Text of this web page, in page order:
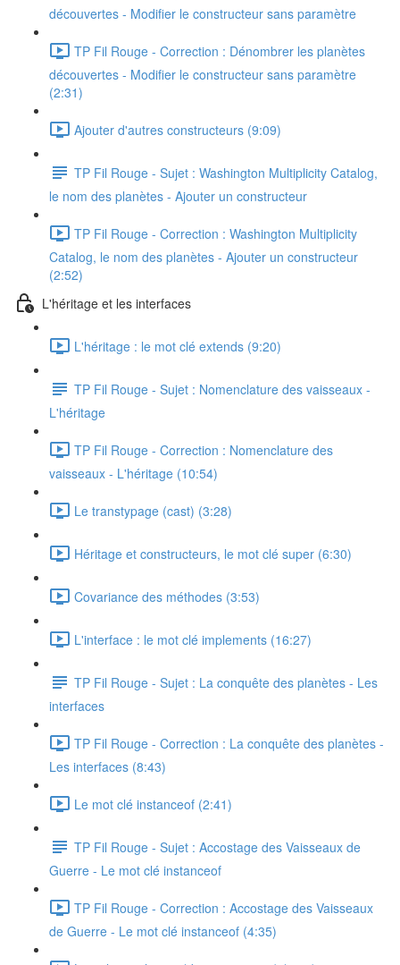
découvertes - Modifier le constructeur sans paramètre
TP Fil Rouge - Correction : Dénombrer les planètes
découvertes - Modifier le constructeur sans paramètre
(2:31)
Ajouter d'autres constructeurs (9:09)
TP Fil Rouge - Sujet : Washington Multiplicity Catalog,
le nom des planètes - Ajouter un constructeur
TP Fil Rouge - Correction : Washington Multiplicity
Catalog, le nom des planètes - Ajouter un constructeur
(2:52)
L'héritage et les interfaces
L'héritage : le mot clé extends (9:20)
TP Fil Rouge - Sujet : Nomenclature des vaisseaux -
L'héritage
TP Fil Rouge - Correction : Nomenclature des
vaisseaux - L'héritage (10:54)
Le transtypage (cast) (3:28)
Héritage et constructeurs, le mot clé super (6:30)
Covariance des méthodes (3:53)
L'interface : le mot clé implements (16:27)
TP Fil Rouge - Sujet : La conquête des planètes - Les
interfaces
TP Fil Rouge - Correction : La conquête des planètes -
Les interfaces (8:43)
Le mot clé instanceof (2:41)
TP Fil Rouge - Sujet : Accostage des Vaisseaux de
Guerre - Le mot clé instanceof
TP Fil Rouge - Correction : Accostage des Vaisseaux
de Guerre - Le mot clé instanceof (4:35)